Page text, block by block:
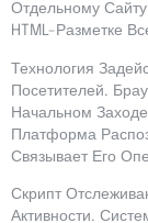
Отдельному
HTML-Разметке
Технология
Посетителей.
Начальном
Платформа
Связывает Его
Скрипт
Активности.